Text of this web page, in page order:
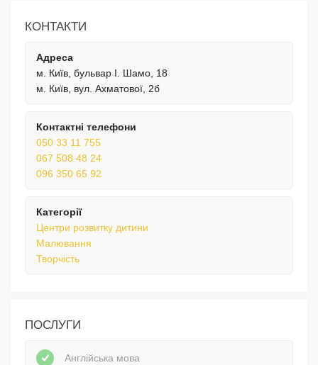
КОНТАКТИ
Адреса
м. Київ, бульвар І. Шамо, 18
м. Київ, вул. Ахматової, 2б
Контактні телефони
050 33 11 755
067 508 48 24
096 350 65 92
Категорії
Центри розвитку дитини
Малювання
Творчість
ПОСЛУГИ
Англійська мова